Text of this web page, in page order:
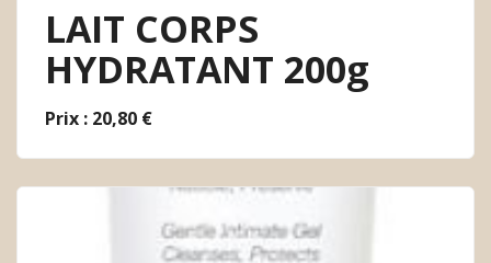
LAIT CORPS
HYDRATANT 200g
Prix : 20,80 €